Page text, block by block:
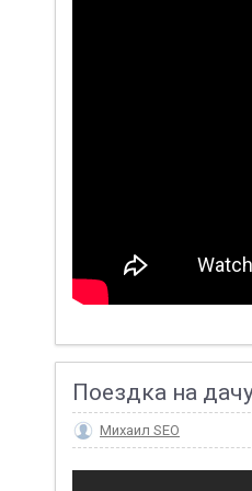
Поездка на
Михаил SEO